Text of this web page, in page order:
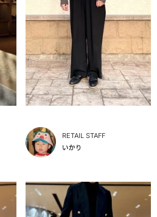
RETAIL STAFF
いかり